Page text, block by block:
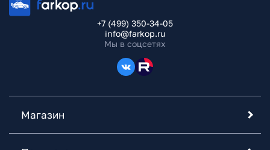
+7 (499) 350-34-05
info@farkop.ru
Мы в соцсетях
Магазин